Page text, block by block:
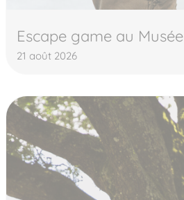
Escape game au Musée
21 août 2026